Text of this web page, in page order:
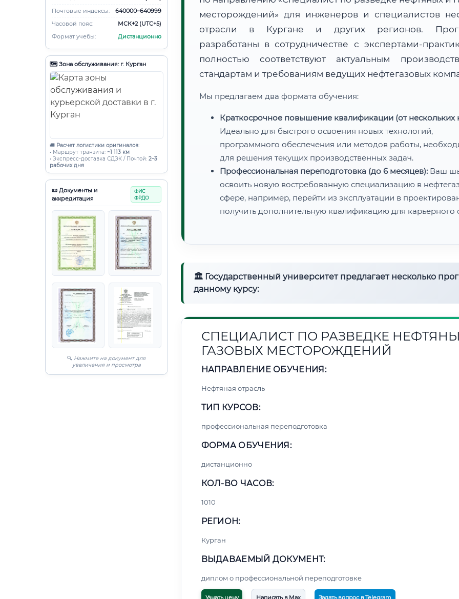
Почтовые индексы:
640000–640999
Часовой пояс:
МСК+2 (UTC+5)
Формат учебы:
Дистанционно
🗺️ Зона обслуживания: г. Курган
🚚 Расчет логистики оригиналов:
• Маршрут транзита: ~1 113 км
• Экспресс-доставка СДЭК / Почтой: 2–3
рабочих дня
📜 Документы и
аккредитация
ФИС
ФРДО
🔍 Нажмите на документ для
увеличения и просмотра
месторождений» для инженеров и специалистов
отрасли в Кургане и других регионов.
разработаны в сотрудничестве с экспертами-
полностью соответствуют актуальным
стандартам и требованиям ведущих нефтегазовых
Мы предлагаем два формата обучения:
Краткосрочное повышение квалификации (от нескольких
Идеально для быстрого освоения новых технологий,
программного обеспечения или методов работы,
для решения текущих производственных задач.
Профессиональная переподготовка (до 6 месяцев):Ваш
освоить новую востребованную специализацию в
сфере, например, перейти из эксплуатации в
получить дополнительную квалификацию для карьерного
🏛 Государственный университет предлагает несколько
данному курсу:
СПЕЦИАЛИСТ ПО РАЗВЕДКЕ
ГАЗОВЫХ МЕСТОРОЖДЕНИЙ
НАПРАВЛЕНИЕ ОБУЧЕНИЯ:
Нефтяная отрасль
ТИП КУРСОВ:
профессиональная переподготовка
ФОРМА ОБУЧЕНИЯ:
дистанционно
КОЛ-ВО ЧАСОВ:
1010
РЕГИОН:
Курган
ВЫДАВАЕМЫЙ ДОКУМЕНТ:
диплом о профессиональной переподготовке
Узнать цену Написать в Max Задать вопрос в Telegram